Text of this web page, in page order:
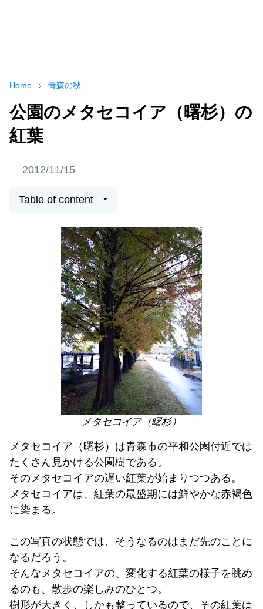
Home 青森の秋
公園のメタセコイア（曙杉）の
紅葉
2012/11/15
Table of content
メタセコイア（曙杉）
メタセコイア（曙杉）は青森市の平和公園付近では
たくさん見かける公園樹である。
そのメタセコイアの遅い紅葉が始まりつつある。
メタセコイアは、紅葉の最盛期には鮮やかな赤褐色
に染まる。
この写真の状態では、そうなるのはまだ先のことに
なるだろう。
そんなメタセコイアの、変化する紅葉の様子を眺め
るのも、散歩の楽しみのひとつ。
樹形が大きく、しかも整っているので、その紅葉は